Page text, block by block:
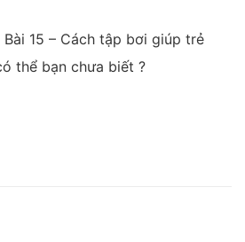
Bài 15 – Cách tập bơi giúp trẻ
thể bạn chưa biết ?